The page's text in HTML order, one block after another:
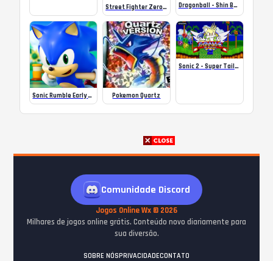
Street Fighter Zero 2 (Japan) – PS1 Dragonball – Shin Budokai
Sonic Rumble Early Access version Online Pokemon Quartz
Sonic 2 – Super Tails Hack
Comunidade Discord
Jogos Online Wx © 2026
Milhares de jogos online grátis. Conteúdo novo diariamente para
sua diversão.
SOBRE NÓSPRIVACIDADECONTATO